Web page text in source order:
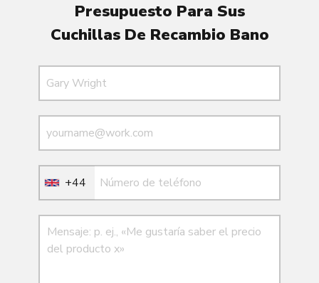
Presupuesto Para Sus
Cuchillas De Recambio Bano
Correo electrónico
+44